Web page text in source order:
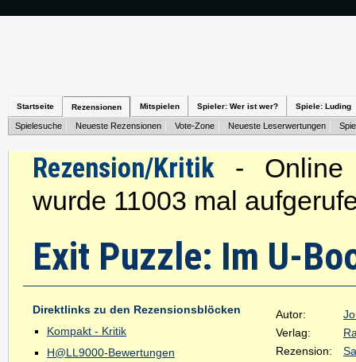
Startseite Rezensionen Mitspielen Spieler: Wer ist wer? Spiele: Luding
Spielesuche Neueste Rezensionen Vote-Zone Neueste Leserwertungen
Rezension/Kritik - Online
wurde 11003 mal
Exit Puzzle: Im U-
Direktlinks zu den Rezensionsblöcken
Kompakt - Kritik
H@LL9000-Bewertungen
Autor:
Verlag:
Rezension: